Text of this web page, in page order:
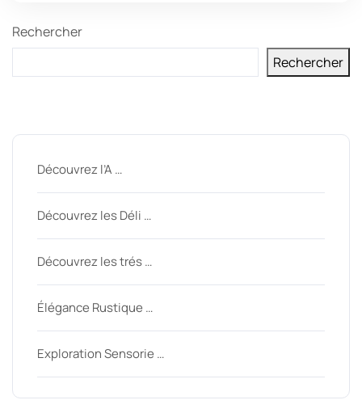
Rechercher
Rechercher
Découvrez l’A …
Découvrez les Déli …
Découvrez les trés …
Élégance Rustique …
Exploration Sensorie …